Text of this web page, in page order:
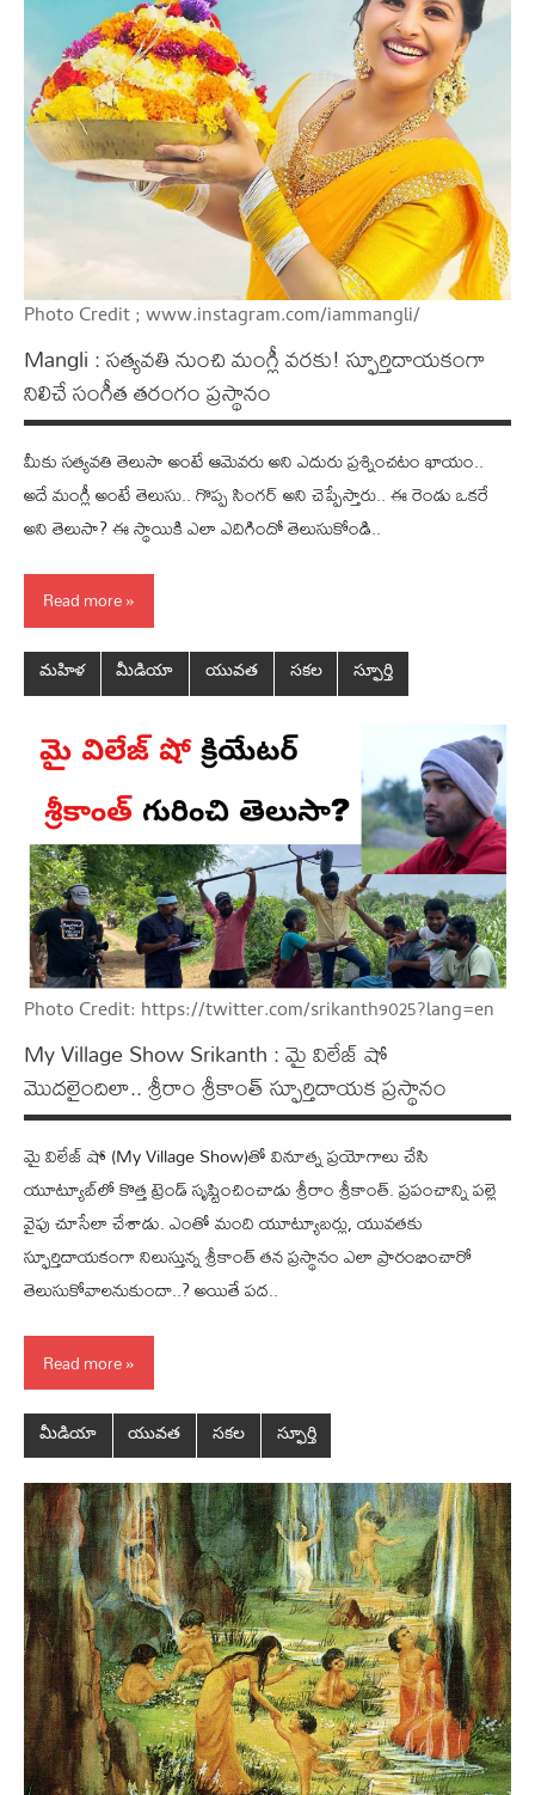
Photo Credit ; www.instagram.com/iammangli/
Mangli : స‌త్య‌వ‌తి నుంచి మంగ్లీ వ‌ర‌కు! స్ఫూర్తిదాయ‌కంగా
నిలిచే సంగీత త‌రంగం ప్ర‌స్థానం
మీకు స‌త్య‌వ‌తి తెలుసా అంటే ఆమెవ‌రు అని ఎదురు ప్ర‌శ్నించ‌టం ఖాయం..
అదే మంగ్లీ అంటే తెలుసు.. గొప్ప సింగ‌ర్ అని చెప్పేస్తారు.. ఈ రెండు ఒక‌రే
అని తెలుసా? ఈ స్థాయికి ఎలా ఎదిగిందో తెలుసుకోండి..
Read more
మహిళ మీడియా యువత సకల స్ఫూర్తి
Photo Credit: https://twitter.com/srikanth9025?lang=en
My Village Show Srikanth : మై విలేజ్ షో
మొద‌లైందిలా.. శ్రీరాం శ్రీ‌కాంత్ స్ఫూర్తిదాయ‌క‌ ప్ర‌స్థానం
మై విలేజ్ షో (My Village Show)తో వినూత్న ప్ర‌యోగాలు చేసి
యూట్యూబ్‌లో కొత్త ట్రెండ్ సృష్టించించాడు శ్రీరాం శ్రీకాంత్‌. ప్రపంచాన్ని ప‌ల్లె
వైపు చూసేలా చేశాడు. ఎంతో మంది యూట్యూబ‌ర్లు, యువ‌త‌కు
స్ఫూర్తిదాయ‌కంగా నిలుస్తున్న శ్రీ‌కాంత్ త‌న ప్ర‌స్థానం ఎలా ప్రారంభించారో
తెలుసుకోవాల‌నుకుందా..? అయితే ప‌ద‌..
Read more
మీడియా యువత సకల స్ఫూర్తి